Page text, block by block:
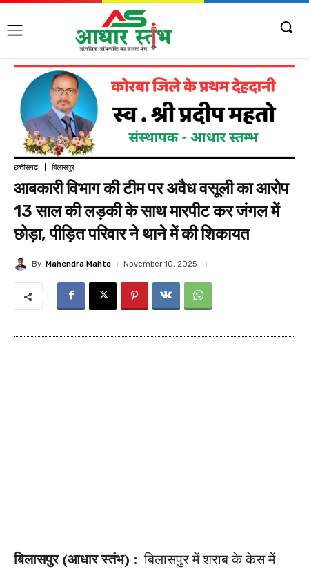
छत्तीसगढ़ बिलासपुर
आबकारी विभाग की टीम पर अवैध वसूली का आरोप
13 साल की लड़की के साथ मारपीट कर जंगल में
छोड़ा, पीड़ित परिवार ने थाने में की शिकायत
By Mahendra Mahto November 10, 2025
बिलासपुर (आधार स्तंभ) :बिलासपुर में शराब के केस में